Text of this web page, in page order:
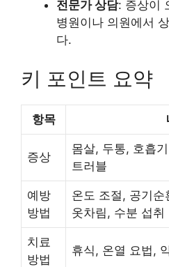
전문가 상담: 증상이
병원이나 의원에서
다.
키 포인트 요약
항목
증상
몸살, 두통, 호흡
트러블
예방
방법
온도 조절, 공기
옷차림, 수분 섭취
치료
방법
휴식, 온열 요법,